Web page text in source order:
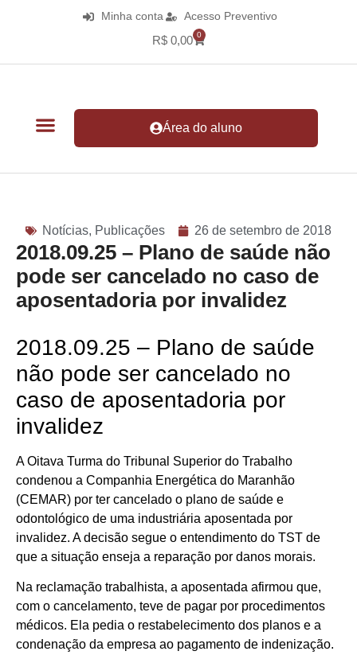
Minha conta Acesso Preventivo
R$ 0,00 0
Área do aluno
Notícias, Publicações 26 de setembro de 2018
2018.09.25 – Plano de saúde não
pode ser cancelado no caso de
aposentadoria por invalidez
2018.09.25 – Plano de saúde
não pode ser cancelado no
caso de aposentadoria por
invalidez
A Oitava Turma do Tribunal Superior do Trabalho
condenou a Companhia Energética do Maranhão
(CEMAR) por ter cancelado o plano de saúde e
odontológico de uma industriária aposentada por
invalidez. A decisão segue o entendimento do TST de
que a situação enseja a reparação por danos morais.
Na reclamação trabalhista, a aposentada afirmou que,
com o cancelamento, teve de pagar por procedimentos
médicos. Ela pedia o restabelecimento dos planos e a
condenação da empresa ao pagamento de indenização.